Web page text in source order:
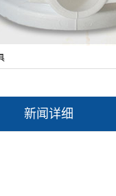
新闻详细